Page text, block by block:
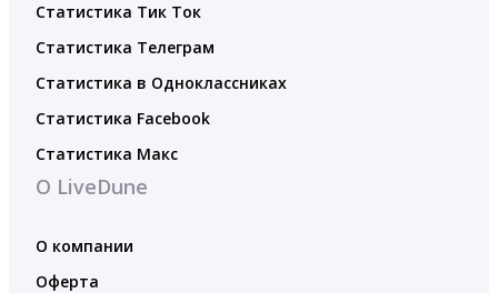
Статистика Тик Ток
Статистика Телеграм
Статистика в Одноклассниках
Статистика Facebook
Статистика Макс
О LiveDune
О компании
Оферта